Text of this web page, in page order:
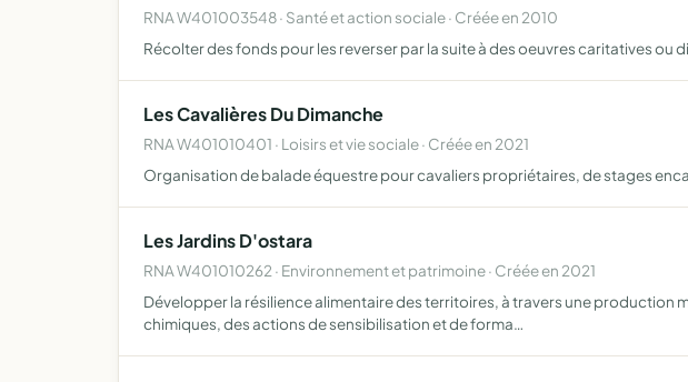
RNA W401003548 · Santé et action sociale · Créée en 2010
Récolter des fonds pour les reverser par la suite à des oeuvres caritatives ou
Les Cavalières Du Dimanche
RNA W401010401 · Loisirs et vie sociale · Créée en 2021
Organisation de balade équestre pour cavaliers propriétaires, de stages
Les Jardins D'ostara
RNA W401010262 · Environnement et patrimoine · Créée en 2021
Développer la résilience alimentaire des territoires, à travers une
chimiques, des actions de sensibilisation et de forma…